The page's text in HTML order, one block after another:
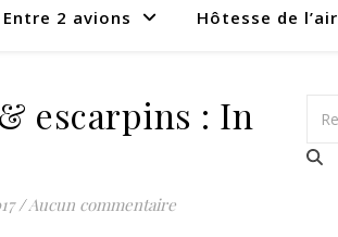
Entre 2 avions Hôtesse de l’air
escarpins : In
/Aucun commentaire